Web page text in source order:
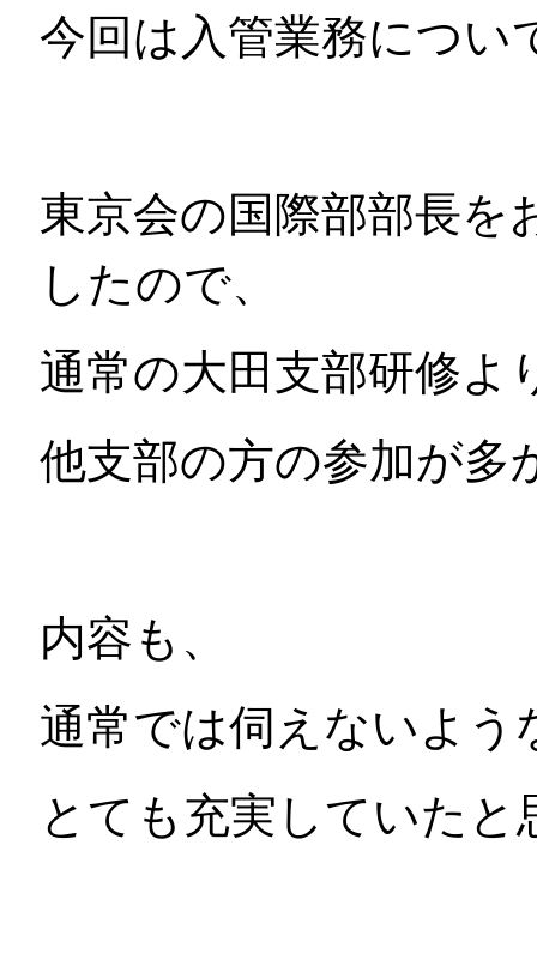
今回は入管業務につい
東京会の国際部部長を
したので、
通常の大田支部研修よ
他支部の方の参加が多
内容も、
通常では伺えないよ
とても充実していたと